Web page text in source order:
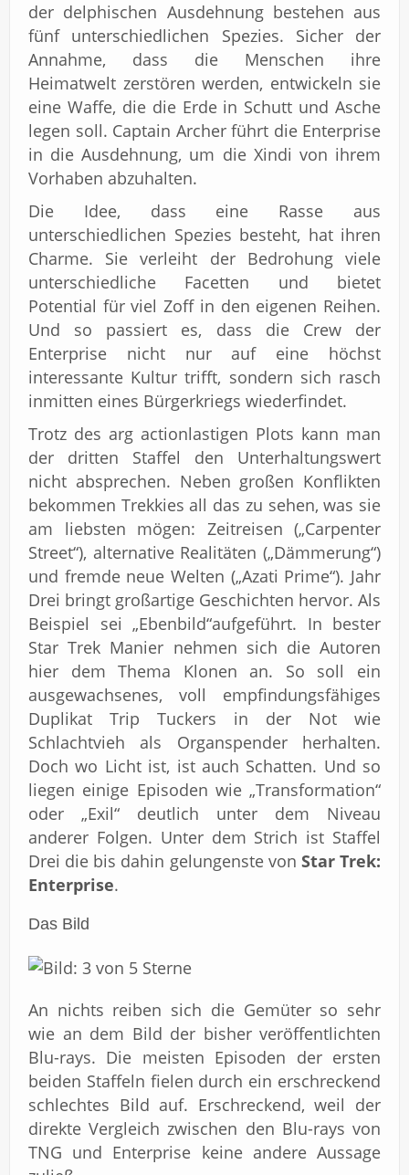
der delphischen Ausdehnung bestehen aus
fünf unterschiedlichen Spezies. Sicher der
Annahme, dass die Menschen ihre
Heimatwelt zerstören werden, entwickeln sie
eine Waffe, die die Erde in Schutt und Asche
legen soll. Captain Archer führt die Enterprise
in die Ausdehnung, um die Xindi von ihrem
Vorhaben abzuhalten.
Die Idee, dass eine Rasse aus
unterschiedlichen Spezies besteht, hat ihren
Charme. Sie verleiht der Bedrohung viele
unterschiedliche Facetten und bietet
Potential für viel Zoff in den eigenen Reihen.
Und so passiert es, dass die Crew der
Enterprise nicht nur auf eine höchst
interessante Kultur trifft, sondern sich rasch
inmitten eines Bürgerkriegs wiederfindet.
Trotz des arg actionlastigen Plots kann man
der dritten Staffel den Unterhaltungswert
nicht absprechen. Neben großen Konflikten
bekommen Trekkies all das zu sehen, was sie
am liebsten mögen: Zeitreisen („Carpenter
Street“), alternative Realitäten („Dämmerung“)
und fremde neue Welten („Azati Prime“). Jahr
Drei bringt großartige Geschichten hervor. Als
Beispiel sei „Ebenbild“aufgeführt. In bester
Star Trek Manier nehmen sich die Autoren
hier dem Thema Klonen an. So soll ein
ausgewachsenes, voll empfindungsfähiges
Duplikat Trip Tuckers in der Not wie
Schlachtvieh als Organspender herhalten.
Doch wo Licht ist, ist auch Schatten. Und so
liegen einige Episoden wie „Transformation“
oder „Exil“ deutlich unter dem Niveau
anderer Folgen. Unter dem Strich ist Staffel
Drei die bis dahin gelungenste von Star Trek:
Enterprise.
Das Bild
An nichts reiben sich die Gemüter so sehr
wie an dem Bild der bisher veröffentlichten
Blu-rays. Die meisten Episoden der ersten
beiden Staffeln fielen durch ein erschreckend
schlechtes Bild auf. Erschreckend, weil der
direkte Vergleich zwischen den Blu-rays von
TNG und Enterprise keine andere Aussage